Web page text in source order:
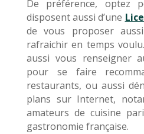
De préférence, optez
disposent aussi d’une
de vous proposer
rafraichir en temps
aussi vous renseigner
pour se faire
restaurants, ou aussi
plans sur Internet,
amateurs de cuisine
gastronomie française.